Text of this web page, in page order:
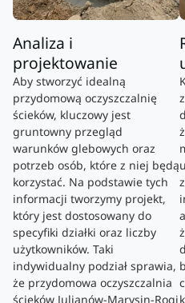
Analiza i
projektowanie
Aby stworzyć idealną
przydomową oczyszczalnię
ścieków, kluczowy jest
gruntowny przegląd
warunków glebowych oraz
potrzeb osób, które z niej będą
korzystać. Na podstawie tych
informacji tworzymy projekt,
który jest dostosowany do
specyfiki działki oraz liczby
użytkowników. Taki
indywidualny podział sprawia,
że przydomowa oczyszczalnia
ścieków Julianów-Marysin-Rogi